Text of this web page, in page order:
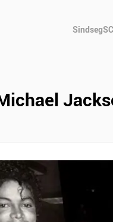
Principal
SindsegSC